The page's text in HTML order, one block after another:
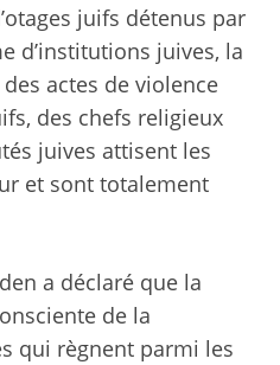
juifs détenus par
d’institutions juives, la
actes de violence
des chefs religieux
juives attisent les
et sont totalement
a déclaré que la
de la
qui règnent parmi les